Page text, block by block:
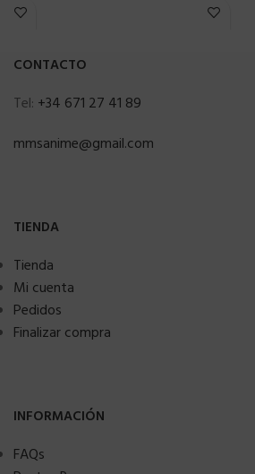
CONTACTO
Tel: +34 671 27 41 89
mmsanime@gmail.com
TIENDA
Tienda
Mi cuenta
Pedidos
Finalizar compra
INFORMACIÓN
FAQs